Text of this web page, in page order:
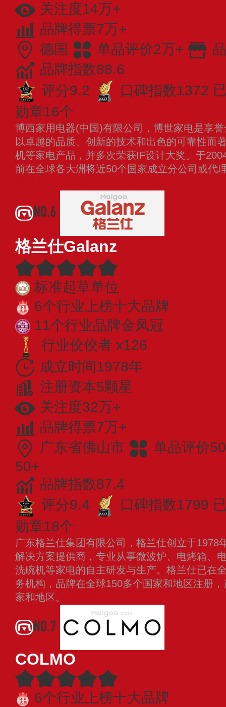
关注度14万+
品牌得票7万+
德国
单品评价2万+
品牌指数88.6
评分9.2
口碑指数1372
勋章16个
博西家用电器(中国)有限公司，博世家电是享
以卓越的品质、创新的技术和出色的可靠性而
机等家电产品，并多次荣获IF设计大奖。于
前在全球各大洲将近50个国家成立分公司或代
NO.6
格兰仕Galanz
标准起草单位
6个行业上榜十大品牌
11个行业品牌金凤冠
行业佼佼者 x126
成立时间1978年
注册资本5颗星
关注度32万+
品牌得票7万+
广东省佛山市
单品评价
50+
品牌指数87.4
评分9.4
口碑指数1799
勋章18个
广东格兰仕集团有限公司，格兰仕创立于1978
解决方案提供商，专业从事微波炉、电烤箱、
洗碗机等家电的自主研发与生产。格兰仕已在
务机构，品牌在全球150多个国家和地区注册
家和地区。
NO.7
COLMO
6个行业上榜十大品牌